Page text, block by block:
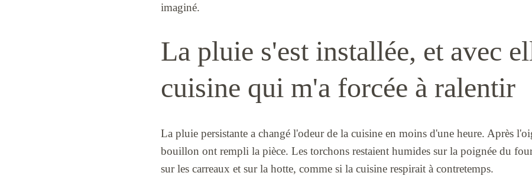
imaginé.
La pluie s'est installée, et avec
cuisine qui m'a forcée à ralentir
La pluie persistante a changé l'odeur de la cuisine en moins d'une heure. Après
bouillon ont rempli la pièce. Les torchons restaient humides sur la poignée du
sur les carreaux et sur la hotte, comme si la cuisine respirait à contretemps.